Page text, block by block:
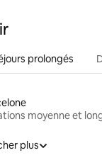
prolongés
plus